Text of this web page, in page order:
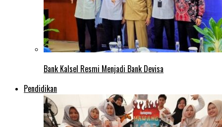
Bank Kalsel Resmi Menjadi Bank Devisa
Pendidikan